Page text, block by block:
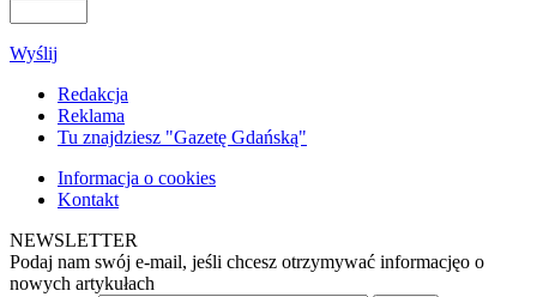
Wyślij
Redakcja
Reklama
Tu znajdziesz "Gazetę Gdańską"
Informacja o cookies
Kontakt
NEWSLETTER
Podaj nam swój e-mail, jeśli chcesz otrzymywać informacjęo o
nowych artykułach